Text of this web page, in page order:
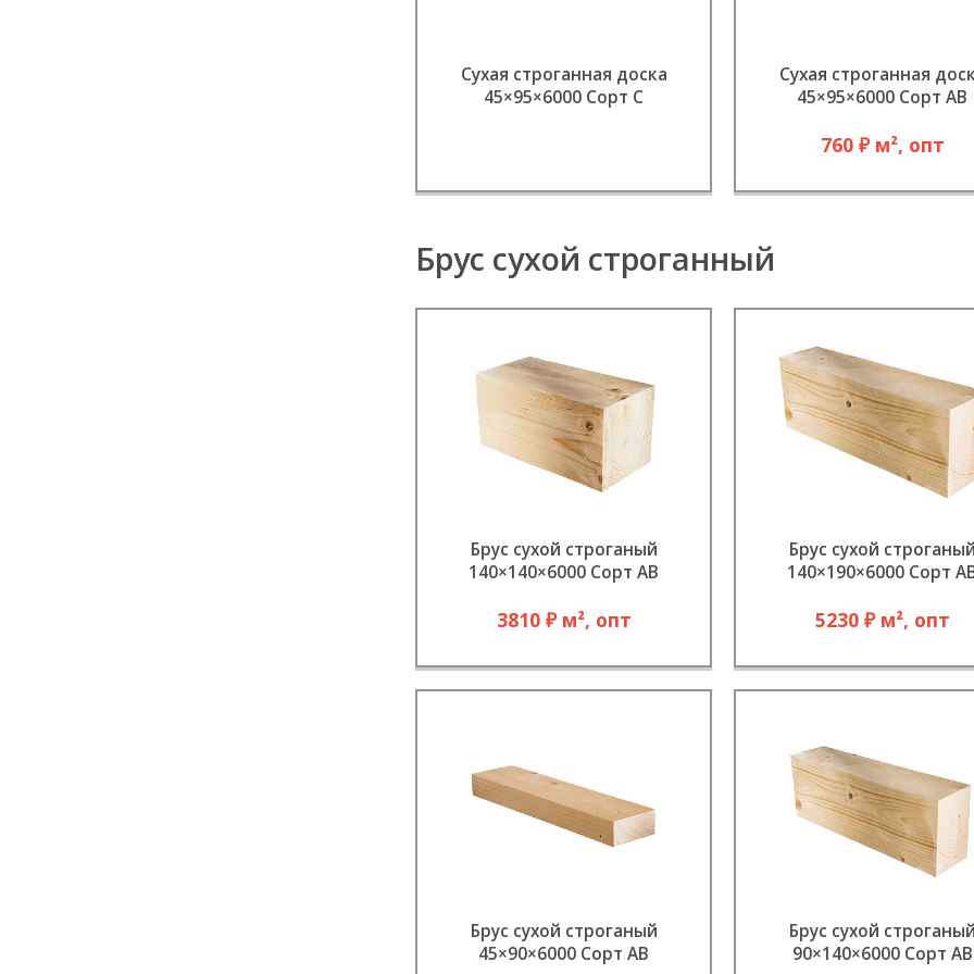
Сухая строганная доска
45×95×6000 Сорт C
Сухая строганная
45×95×6000 Сорт АВ
760 ₽ м², опт
Брус сухой строганный
Брус сухой строганый
140×140×6000 Сорт АВ
3810 ₽ м², опт
Брус сухой
140×190×6000 Сорт
5230 ₽ м², опт
Брус сухой строганый
45×90×6000 Сорт АВ
Брус сухой
90×140×6000 Сорт АВ